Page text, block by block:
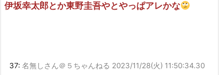
伊坂幸太郎とか東野圭吾やとやっぱアレかな
37: 名無しさん＠５ちゃんねる 2023/11/28(火) 11:50:34.30